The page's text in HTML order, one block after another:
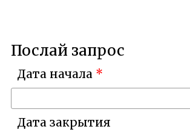
Послай запрос
Дата начала
Дата закрытия